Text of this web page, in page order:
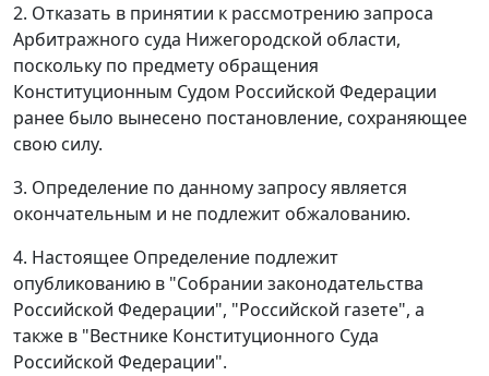
2. Отказать в принятии к рассмотрению запроса
Арбитражного суда Нижегородской области,
поскольку по предмету обращения
Конституционным Судом Российской Федерации
ранее было вынесено постановление, сохраняющее
свою силу.
3. Определение по данному запросу является
окончательным и не подлежит обжалованию.
4. Настоящее Определение подлежит
опубликованию в "Собрании законодательства
Российской Федерации", "Российской газете", а
также в "Вестнике Конституционного Суда
Российской Федерации".